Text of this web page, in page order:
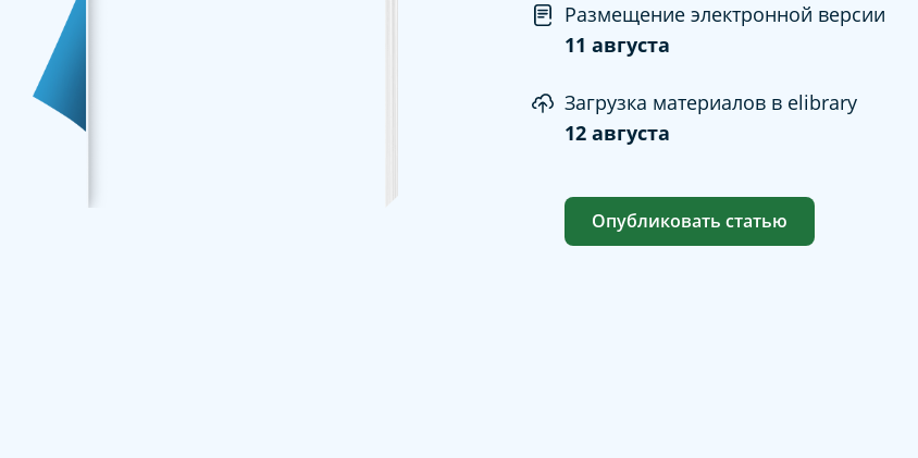
Размещение электронной версии
11 августа
Загрузка материалов в elibrary
12 августа
Опубликовать статью